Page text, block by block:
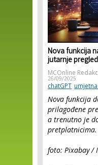
Nova funkcija
jutarnje
MCOnline
26/09/2025
chatGPT
Nova funkcija
prilagođene
a trenutno je
pretplatnicima.
foto: Pixabay /